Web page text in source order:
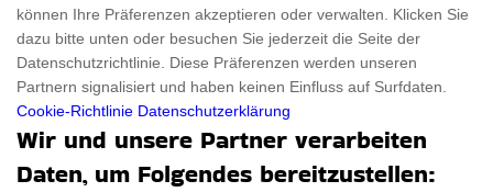
können Ihre Präferenzen akzeptieren oder verwalten. Klicken Sie
dazu bitte unten oder besuchen Sie jederzeit die Seite der
Datenschutzrichtlinie. Diese Präferenzen werden unseren
Partnern signalisiert und haben keinen Einfluss auf Surfdaten.
Cookie-Richtlinie Datenschutzerklärung
Wir und unsere Partner verarbeiten
Daten, um Folgendes bereitzustellen: